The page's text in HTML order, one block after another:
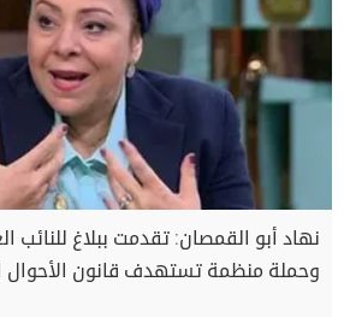
نهاد أبو القمصان: تقدمت ببلاغ للنائب
وحملة منظمة تستهدف قانون